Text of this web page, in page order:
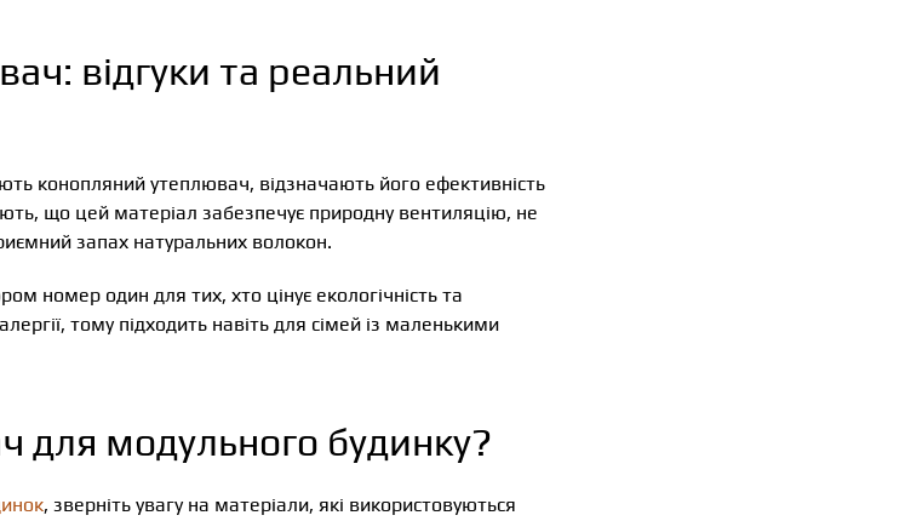
відгуки та реальний
конопляний утеплювач, відзначають його ефективність
що цей матеріал забезпечує природну вентиляцію, не
запах натуральних волокон.
номер один для тих, хто цінує екологічність та
тому підходить навіть для сімей із маленькими
для модульного будинку?
, зверніть увагу на матеріали, які використовуються